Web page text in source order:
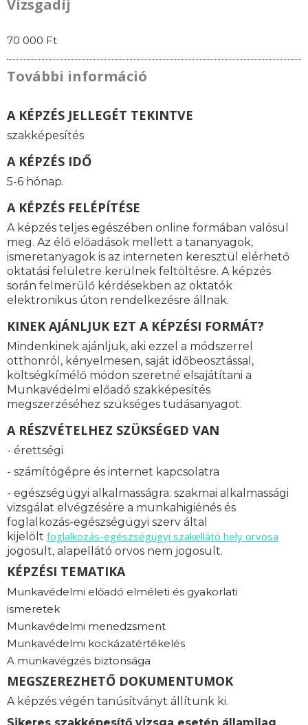
Vizsgadíj
70 000 Ft
További információ
A KÉPZÉS JELLEGÉT TEKINTVE
szakképesítés
A KÉPZÉS IDŐ
5-6 hónap.
A KÉPZÉS FELÉPÍTÉSE
A képzés teljes egészében online formában valósul
meg. Az élő előadások mellett a tananyagok,
ismeretanyagok is az interneten keresztül elérhető
oktatási felületre kerülnek feltöltésre. A képzés
során felmerülő kérdésekben az oktatók
elektronikus úton rendelkezésre állnak.
KINEK AJÁNLJUK EZT A KÉPZÉSI FORMÁT?
Mindenkinek ajánljuk, aki ezzel a módszerrel
otthonról, kényelmesen, saját időbeosztással,
költségkímélő módon szeretné elsajátítani a
Munkavédelmi előadó szakképesítés
megszerzéséhez szükséges tudásanyagot.
A RÉSZVÉTELHEZ SZÜKSÉGED VAN
- érettségi
- számítógépre és internet kapcsolatra
- egészségügyi alkalmasságra: szakmai alkalmassági
vizsgálat elvégzésére a munkahigiénés és
foglalkozás-egészségügyi szerv által
kijelölt foglalkozás-egészségügyi szakellátó hely orvosa
jogosult, alapellátó orvos nem jogosult.
KÉPZÉSI TEMATIKA
Munkavédelmi előadó elméleti és gyakorlati
ismeretek
Munkavédelmi menedzsment
Munkavédelmi kockázatértékelés
A munkavégzés biztonsága
MEGSZEREZHETŐ DOKUMENTUMOK
A képzés végén tanúsítványt állítunk ki.